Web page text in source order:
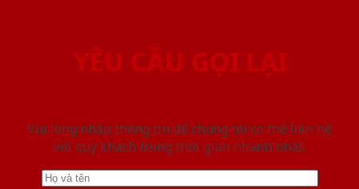
YÊU CẦU GỌI LẠI
Vui lòng nhập thông tin để chúng tôi có thể liên hệ
với quý khách trong thời gian nhanh nhất.